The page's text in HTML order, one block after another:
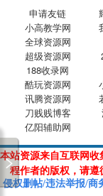
申请友链
小高教学网
全球资源网
超级资源网
188收录网
酷玩资源网
讯腾资源网
刀贱贱博客
亿阳辅助网
本站资源来自互联网
程作者的版权，请
侵权删帖/违法举报/商